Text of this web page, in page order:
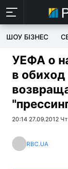
ШОУ БІЗНЕС
УЕФА о
в
20:14 27.09.2012 Чт
RBC.UA